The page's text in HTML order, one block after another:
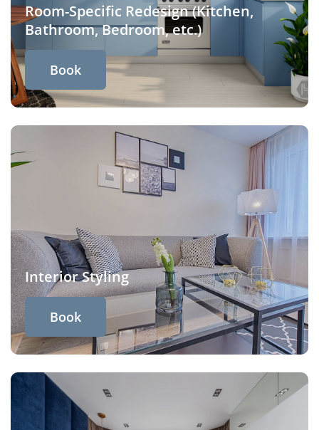
Room-Specific Redesign (Kitchen,
Bathroom, Bedroom, etc.)
Book
Interior Styling
Book